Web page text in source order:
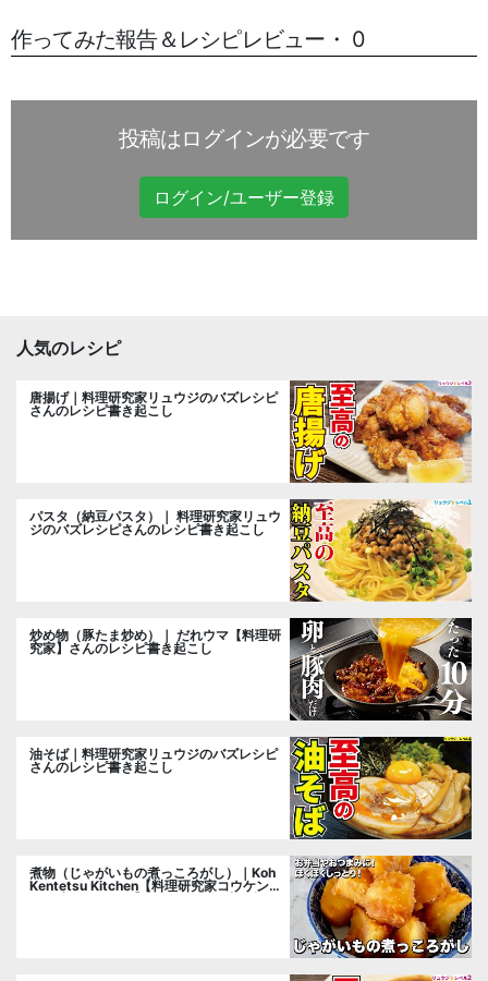
作ってみた報告＆レシピレビュー・ 0
投稿はログインが必要です
ログイン/ユーザー登録
人気のレシピ
唐揚げ｜料理研究家リュウジのバズレシピ
さんのレシピ書き起こし
パスタ（納豆パスタ）｜ 料理研究家リュウ
ジのバズレシピさんのレシピ書き起こし
炒め物（豚たま炒め）｜ だれウマ【料理研
究家】さんのレシピ書き起こし
油そば｜料理研究家リュウジのバズレシピ
さんのレシピ書き起こし
煮物（じゃがいもの煮っころがし）｜Koh
Kentetsu Kitchen【料理研究家コウケンテ